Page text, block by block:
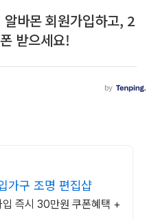
가구 조명 편집샵
즉시 30만원 쿠폰혜택 +